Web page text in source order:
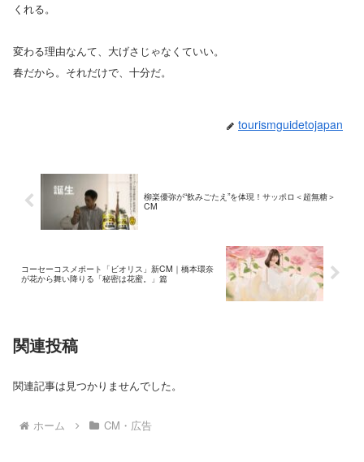
くれる。
変わる理由なんて、大げさじゃなくていい。
春だから。それだけで、十分だ。
tourismguidetojapan
柳楽優弥が“飲みごたえ”を体現！サッポロ＜超無糖＞
CM
コーセーコスメポート「ビオリス」新CM｜橋本環奈
が花から舞い降りる「秘密は花蜜。」篇
関連投稿
関連記事は見つかりませんでした。
ホーム CM・広告